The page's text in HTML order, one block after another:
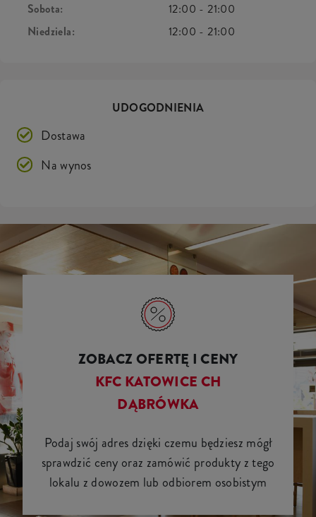
Sobota:
12:00 -21:00
Niedziela:
12:00 -21:00
UDOGODNIENIA
Dostawa
Na wynos
ZOBACZ OFERTĘ I CENY
KFC KATOWICE CH
DĄBRÓWKA
Podaj swój adres dzięki czemu będziesz mógł
sprawdzić ceny oraz zamówić produkty z tego
lokalu z dowozem lub odbiorem osobistym